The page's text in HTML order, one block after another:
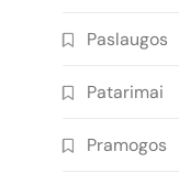
Paslaugos
Patarimai
Pramogos